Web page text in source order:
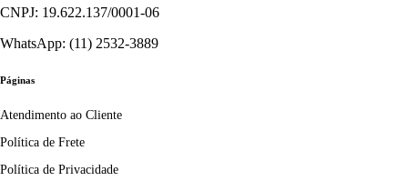
CNPJ: 19.622.137/0001-06
WhatsApp: (11) 2532-3889
Páginas
Atendimento ao Cliente
Política de Frete
Política de Privacidade